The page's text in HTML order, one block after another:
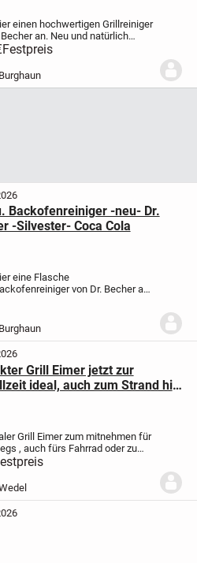
einen hochwertigen Grillreiniger
Becher an. Neu und natürlich
Inhalt ist 1 Liter. Sofort
Made in Germany.
Festpreis
Backofenreiniger -neu- Dr.
-Silvester- Coca Cola
eine Flasche
von Dr. Becher an.
original verpackt. Sprühflasche
Silvester ist alles kein Problem
Grill Eimer jetzt zur
ideal, auch zum Strand hin
Grill Eimer zum mitnehmen für
, auch fürs Fahrrad oder zu
, keine große Transporte
, wie auch zum Reinigen vor
Preis von 35,00 € ist ein...